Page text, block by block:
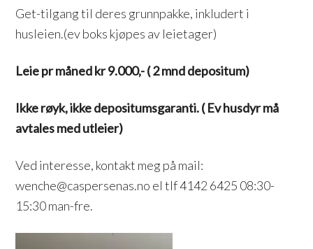
Get-tilgang til deres grunnpakke, inkludert i
husleien.(ev boks kjøpes av leietager)
Leie pr måned kr 9.000,- ( 2 mnd depositum)
Ikke røyk, ikke depositumsgaranti. ( Ev husdyr må
avtales med utleier)
Ved interesse, kontakt meg på mail:
wenche@caspersenas.no el tlf 4142 6425 08:30-
15:30 man-fre.